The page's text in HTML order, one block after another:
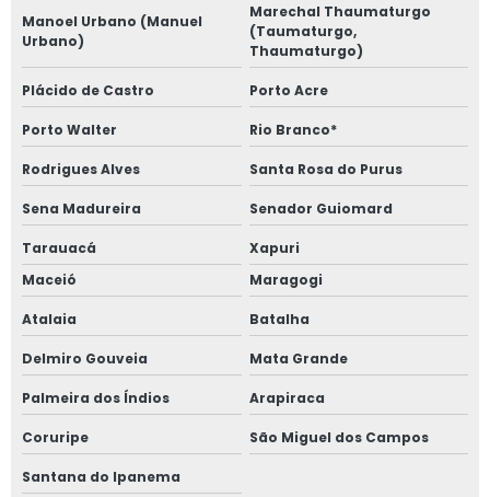
Manoel Urbano (Manuel
Urbano)
Marechal Thaumaturgo
(Taumaturgo,
Thaumaturgo)
Plácido de Castro Porto Acre
Porto Walter Rio Branco*
Rodrigues Alves Santa Rosa do Purus
Sena Madureira Senador Guiomard
Tarauacá
Xapuri
Maceió
Maragogi
Atalaia Batalha
Delmiro Gouveia Mata Grande
Palmeira dos Índios Arapiraca
Coruripe São Miguel dos Campos
Santana do Ipanema